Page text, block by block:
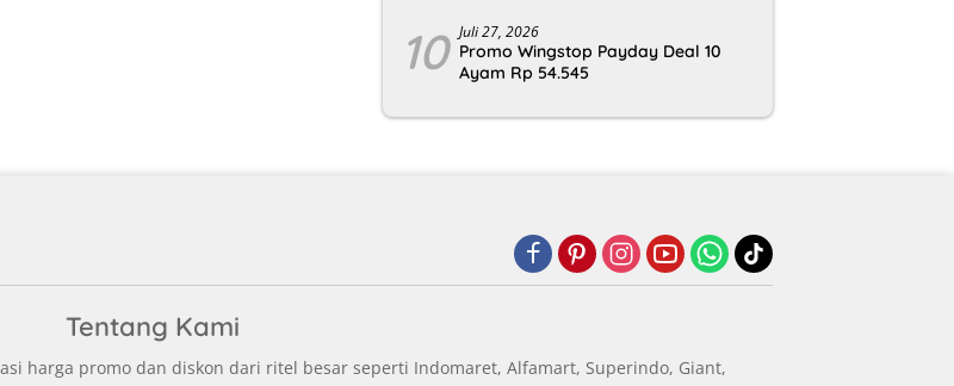
10 Juli 27, 2026
Promo Wingstop Payday Deal 10
Ayam Rp 54.545
Tentang Kami
harga promo dan diskon dari ritel besar seperti Indomaret, Alfamart, Superindo, Giant,